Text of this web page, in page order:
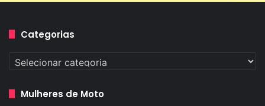
Categorias
Categorias
Mulheres de Moto